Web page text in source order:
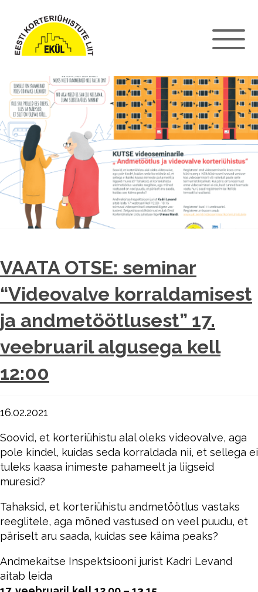
VAATA OTSE: seminar
“Videovalve korraldamisest
ja andmetöötlusest” 17.
veebruaril algusega kell
12:00
16.02.2021
Soovid, et korteriühistu alal oleks videovalve, aga
pole kindel, kuidas seda korraldada nii, et sellega ei
tuleks kaasa inimeste pahameelt ja liigseid
muresid?
Tahaksid, et korteriühistu andmetöötlus vastaks
reeglitele, aga mõned vastused on veel puudu, et
päriselt aru saada, kuidas see käima peaks?
Andmekaitse Inspektsiooni jurist Kadri Levand
aitab leida